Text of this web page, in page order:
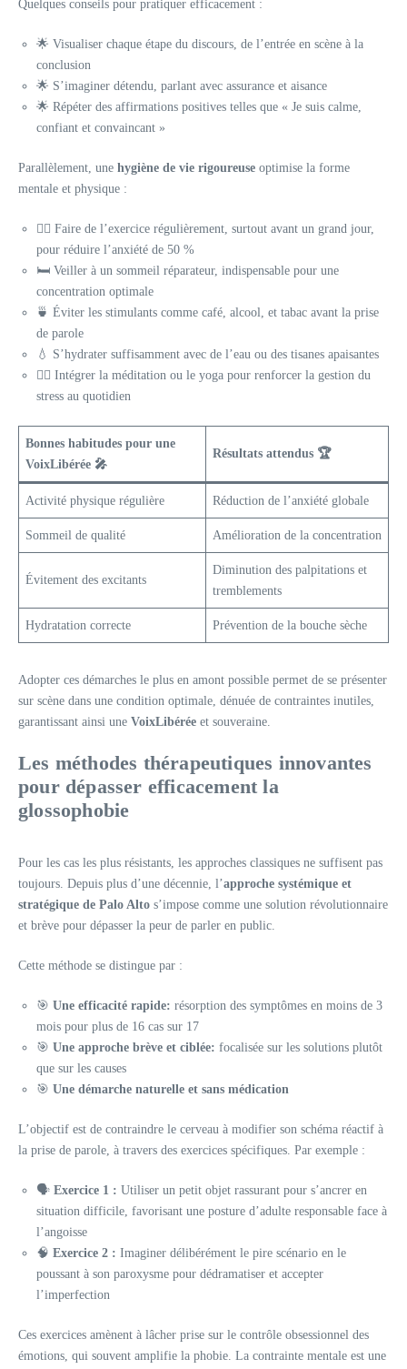
Quelques conseils pour pratiquer efficacement :
🌟 Visualiser chaque étape du discours, de l’entrée en scène à la
conclusion
🌟 S’imaginer détendu, parlant avec assurance et aisance
🌟 Répéter des affirmations positives telles que « Je suis calme,
confiant et convaincant »
Parallèlement, une hygiène de vie rigoureuse optimise la forme
mentale et physique :
🏃‍♂️ Faire de l’exercice régulièrement, surtout avant un grand jour,
pour réduire l’anxiété de 50 %
🛏️ Veiller à un sommeil réparateur, indispensable pour une
concentration optimale
🍵 Éviter les stimulants comme café, alcool, et tabac avant la prise
de parole
💧 S’hydrater suffisamment avec de l’eau ou des tisanes apaisantes
🧘‍♂️ Intégrer la méditation ou le yoga pour renforcer la gestion du
stress au quotidien
Bonnes habitudes pour une
VoixLibérée 🎤
Résultats attendus 🏆
Activité physique régulière Réduction de l’anxiété globale
Sommeil de qualité Amélioration de la concentration
Évitement des excitants
Diminution des palpitations et
tremblements
Hydratation correcte Prévention de la bouche sèche
Adopter ces démarches le plus en amont possible permet de se présenter
sur scène dans une condition optimale, dénuée de contraintes inutiles,
garantissant ainsi une VoixLibérée et souveraine.
Les méthodes thérapeutiques innovantes
pour dépasser efficacement la
glossophobie
Pour les cas les plus résistants, les approches classiques ne suffisent pas
toujours. Depuis plus d’une décennie, l’approche systémique et
stratégique de Palo Alto s’impose comme une solution révolutionnaire
et brève pour dépasser la peur de parler en public.
Cette méthode se distingue par :
🎯 Une efficacité rapide: résorption des symptômes en moins de 3
mois pour plus de 16 cas sur 17
🎯 Une approche brève et ciblée: focalisée sur les solutions plutôt
que sur les causes
🎯 Une démarche naturelle et sans médication
L’objectif est de contraindre le cerveau à modifier son schéma réactif à
la prise de parole, à travers des exercices spécifiques. Par exemple :
🗣️ Exercice 1 : Utiliser un petit objet rassurant pour s’ancrer en
situation difficile, favorisant une posture d’adulte responsable face à
l’angoisse
🧠 Exercice 2 : Imaginer délibérément le pire scénario en le
poussant à son paroxysme pour dédramatiser et accepter
l’imperfection
Ces exercices amènent à lâcher prise sur le contrôle obsessionnel des
émotions, qui souvent amplifie la phobie. La contrainte mentale est une